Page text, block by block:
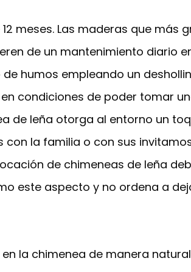
meses. Las maderas que
de un mantenimiento diario
humos empleando un
condiciones de poder tomar
de leña otorga al entorno un
la familia o con sus
de chimeneas de leña
este aspecto y no ordena a
la chimenea de manera